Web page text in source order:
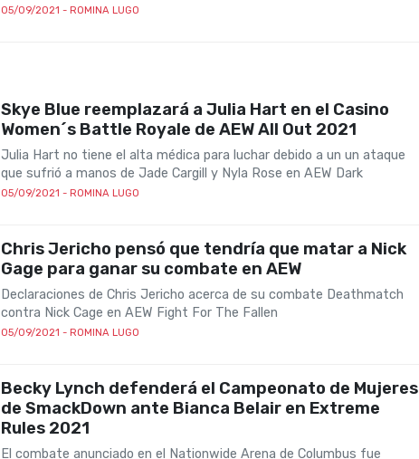
05/09/2021 - ROMINA LUGO
Skye Blue reemplazará a Julia Hart en el Casino
Women´s Battle Royale de AEW All Out 2021
Julia Hart no tiene el alta médica para luchar debido a un un ataque
que sufrió a manos de Jade Cargill y Nyla Rose en AEW Dark
05/09/2021 - ROMINA LUGO
Chris Jericho pensó que tendría que matar a Nick
Gage para ganar su combate en AEW
Declaraciones de Chris Jericho acerca de su combate Deathmatch
contra Nick Cage en AEW Fight For The Fallen
05/09/2021 - ROMINA LUGO
Becky Lynch defenderá el Campeonato de Mujeres
de SmackDown ante Bianca Belair en Extreme
Rules 2021
El combate anunciado en el Nationwide Arena de Columbus fue